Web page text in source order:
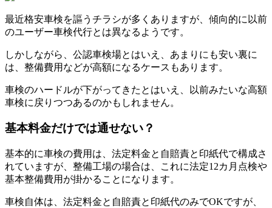
最近格安車検を謳うチラシが多くありますが、傾向的に以前
のユーザー車検代行とは異なるようです。
しかしながら、公認車検場とはいえ、あまりにも安い裏に
は、整備費用などが高額になるケースもあります。
車検のハードルが下がってきたとはいえ、以前みたいな高額
車検に戻りつつあるのかもしれません。
基本料金だけでは通せない？
基本的に車検の費用は、法定料金と自賠責と印紙代で構成さ
れていますが、整備工場の場合は、これに法定12カ月点検や
基本整備費用が掛かることになります。
車検自体は、法定料金と自賠責と印紙代のみでOKですが、